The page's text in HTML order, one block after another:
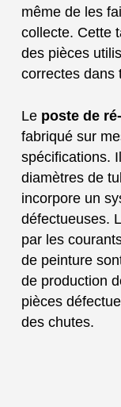
même de les
collecte. Cette
des pièces
correctes dans
Le poste de
fabriqué sur
spécifications.
diamètres de
incorpore un
défectueuses.
par les
de peinture
de production
pièces
des chutes.